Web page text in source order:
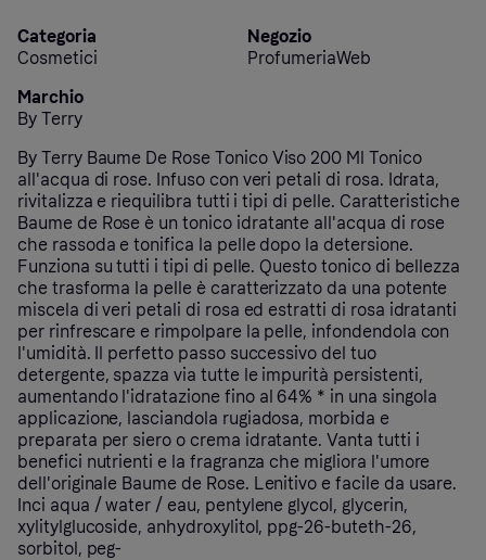
Categoria
Cosmetici
Negozio
ProfumeriaWeb
Marchio
By Terry
By Terry Baume De Rose Tonico Viso 200 Ml Tonico
all'acqua di rose. Infuso con veri petali di rosa. Idrata,
rivitalizza e riequilibra tutti i tipi di pelle. Caratteristiche
Baume de Rose è un tonico idratante all'acqua di rose
che rassoda e tonifica la pelle dopo la detersione.
Funziona su tutti i tipi di pelle. Questo tonico di bellezza
che trasforma la pelle è caratterizzato da una potente
miscela di veri petali di rosa ed estratti di rosa idratanti
per rinfrescare e rimpolpare la pelle, infondendola con
l'umidità. Il perfetto passo successivo del tuo
detergente, spazza via tutte le impurità persistenti,
aumentando l'idratazione fino al 64% * in una singola
applicazione, lasciandola rugiadosa, morbida e
preparata per siero o crema idratante. Vanta tutti i
benefici nutrienti e la fragranza che migliora l'umore
dell'originale Baume de Rose. Lenitivo e facile da usare.
Inci aqua / water / eau, pentylene glycol, glycerin,
xylitylglucoside, anhydroxylitol, ppg-26-buteth-26,
sorbitol, peg-